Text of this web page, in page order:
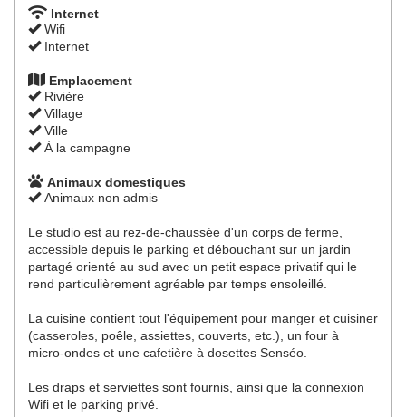
Internet
Wifi
Internet
Emplacement
Rivière
Village
Ville
À la campagne
Animaux domestiques
Animaux non admis
Le studio est au rez-de-chaussée d'un corps de ferme,
accessible depuis le parking et débouchant sur un jardin
partagé orienté au sud avec un petit espace privatif qui le
rend particulièrement agréable par temps ensoleillé.
La cuisine contient tout l'équipement pour manger et cuisiner
(casseroles, poêle, assiettes, couverts, etc.), un four à
micro-ondes et une cafetière à dosettes Senséo.
Les draps et serviettes sont fournis, ainsi que la connexion
Wifi et le parking privé.